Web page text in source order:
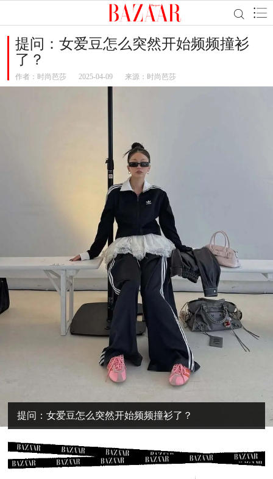
提问：女爱豆怎么突然开始频频撞衫
了？
作者： 时尚芭莎 2025-04-09 来源：时尚芭莎
提问：女爱豆怎么突然开始频频撞衫了？